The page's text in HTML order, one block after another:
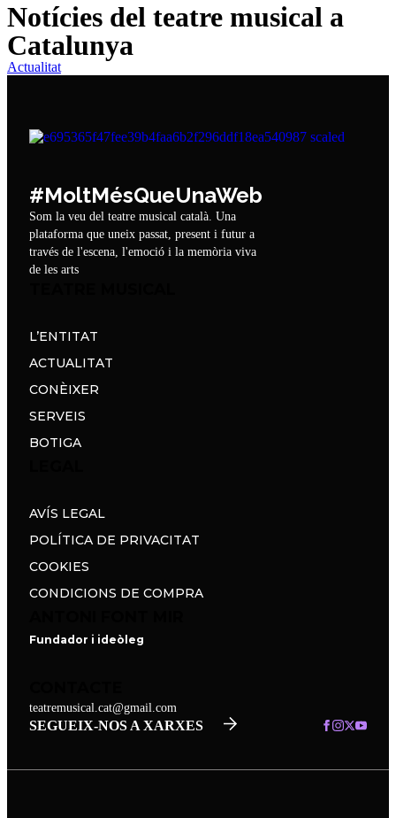
Notícies del teatre musical a
Catalunya
Actualitat
#MoltMésQueUnaWeb
Som la veu del teatre musical català. Una
plataforma que uneix passat, present i futur a
través de l'escena, l'emoció i la memòria viva
de les arts
L’ENTITAT
ACTUALITAT
CONÈIXER
SERVEIS
BOTIGA
AVÍS LEGAL
POLÍTICA DE PRIVACITAT
COOKIES
CONDICIONS DE COMPRA
Fundador i ideòleg
teatremusical.cat@gmail.com
SEGUEIX-NOS A XARXES